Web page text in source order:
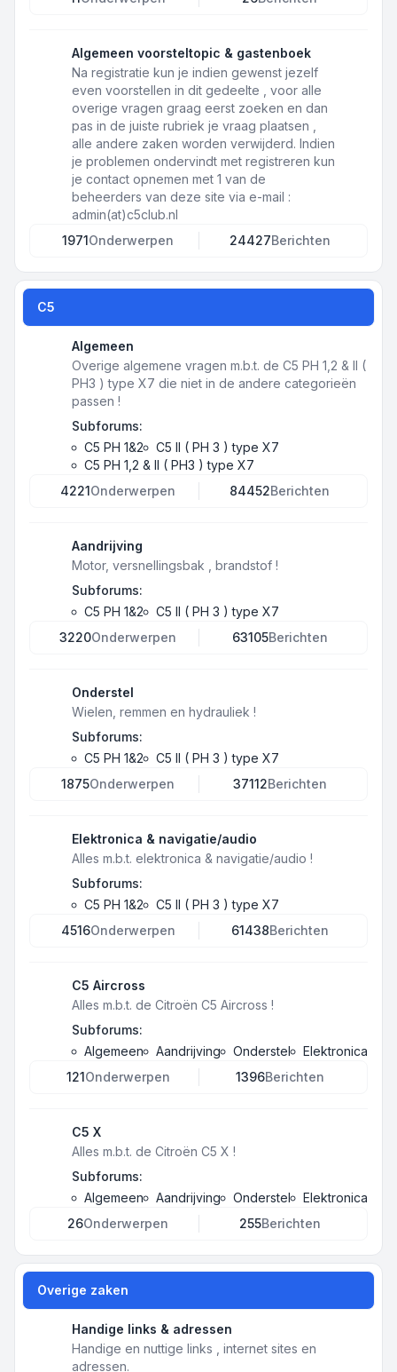
Algemeen voorsteltopic & gastenboek
Na registratie kun je indien gewenst jezelf
even voorstellen in dit gedeelte , voor alle
overige vragen graag eerst zoeken en dan
pas in de juiste rubriek je vraag plaatsen ,
alle andere zaken worden verwijderd. Indien
je problemen ondervindt met registreren kun
je contact opnemen met 1 van de
beheerders van deze site via e-mail :
admin(at)c5club.nl
1971Onderwerpen 24427Berichten
C5
Algemeen
Overige algemene vragen m.b.t. de C5 PH 1,2 & II (
PH3 ) type X7 die niet in de andere categorieën
passen !
Subforums:
C5 PH 1&2
C5 II ( PH 3 ) type X7
C5 PH 1,2 & II ( PH3 ) type X7
4221Onderwerpen 84452Berichten
Aandrijving
Motor, versnellingsbak , brandstof !
Subforums:
C5 PH 1&2
C5 II ( PH 3 ) type X7
3220Onderwerpen 63105Berichten
Onderstel
Wielen, remmen en hydrauliek !
Subforums:
C5 PH 1&2
C5 II ( PH 3 ) type X7
1875Onderwerpen 37112Berichten
Elektronica & navigatie/audio
Alles m.b.t. elektronica & navigatie/audio !
Subforums:
C5 PH 1&2
C5 II ( PH 3 ) type X7
4516Onderwerpen 61438Berichten
C5 Aircross
Alles m.b.t. de Citroën C5 Aircross !
Subforums:
Algemeen
Aandrijving Onderstel
Elektronica
121Onderwerpen 1396Berichten
C5 X
Alles m.b.t. de Citroën C5 X !
Subforums:
Algemeen
Aandrijving Onderstel
Elektronica
26Onderwerpen 255Berichten
Overige zaken
Handige links & adressen
Handige en nuttige links , internet sites en
adressen.